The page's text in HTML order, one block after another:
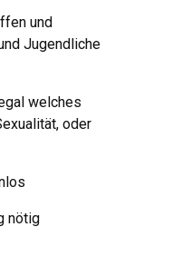
und
Jugendliche
welches
oder
nötig